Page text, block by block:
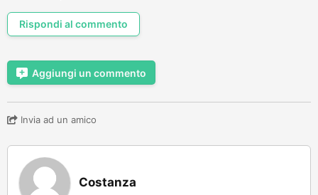
Rispondi al commento
Aggiungi un commento
Invia ad un amico
Costanza